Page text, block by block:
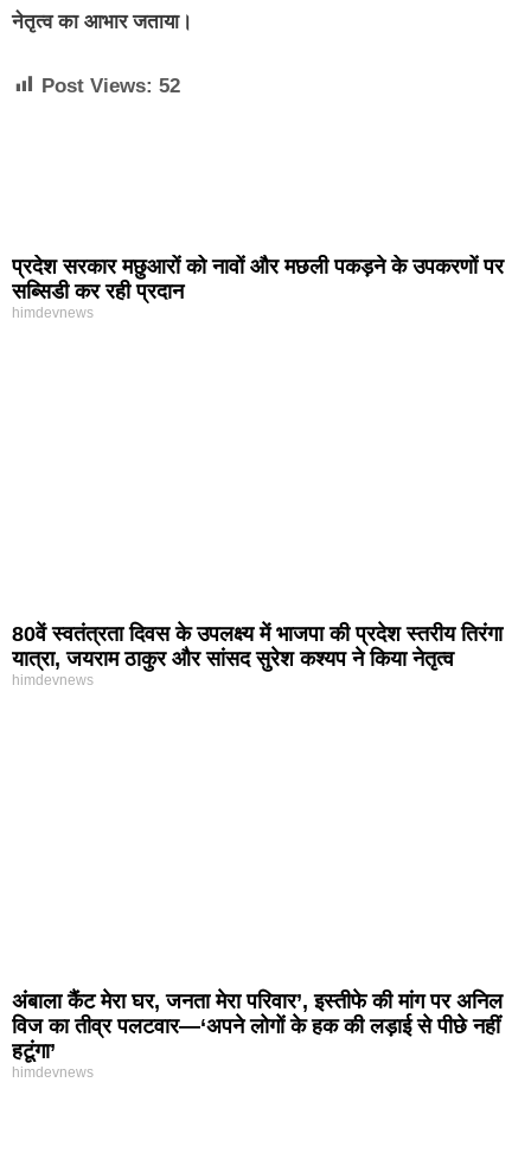
नेतृत्व का आभार जताया।
Post Views: 52
प्रदेश सरकार मछुआरों को नावों और मछली पकड़ने के उपकरणों पर
सब्सिडी कर रही प्रदान
himdevnews
80वें स्वतंत्रता दिवस के उपलक्ष्य में भाजपा की प्रदेश स्तरीय तिरंगा
यात्रा, जयराम ठाकुर और सांसद सुरेश कश्यप ने किया नेतृत्व
himdevnews
अंबाला कैंट मेरा घर, जनता मेरा परिवार’, इस्तीफे की मांग पर अनिल
विज का तीव्र पलटवार—‘अपने लोगों के हक की लड़ाई से पीछे नहीं
हटूंगा’
himdevnews